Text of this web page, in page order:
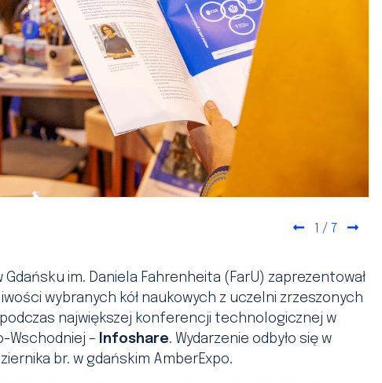
Previous
1 / 7
Gdańsku im. Daniela Fahrenheita (FarU) zaprezentował
wybranych kół naukowych z uczelni zrzeszonych
podczas największej konferencji technologicznej w
Wschodniej –
Infoshare. Wydarzenie odbyło się w
br. w gdańskim AmberExpo.